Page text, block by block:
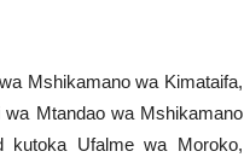
Mshikamano wa Kimataifa,
Mtandao wa Mshikamano
kutoka Ufalme wa Moroko,